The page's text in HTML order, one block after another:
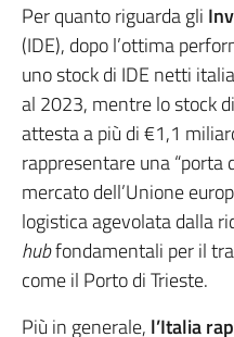
Per quanto riguarda gli
(IDE), dopo l’ottima
uno stock di IDE netti
al 2023, mentre lo stock
attesta a più di €1,1
rappresentare una “porta
mercato dell’Unione
logistica agevolata dalla
hubfondamentali per il
come il Porto di Trieste.
Più in generale, l’Italia